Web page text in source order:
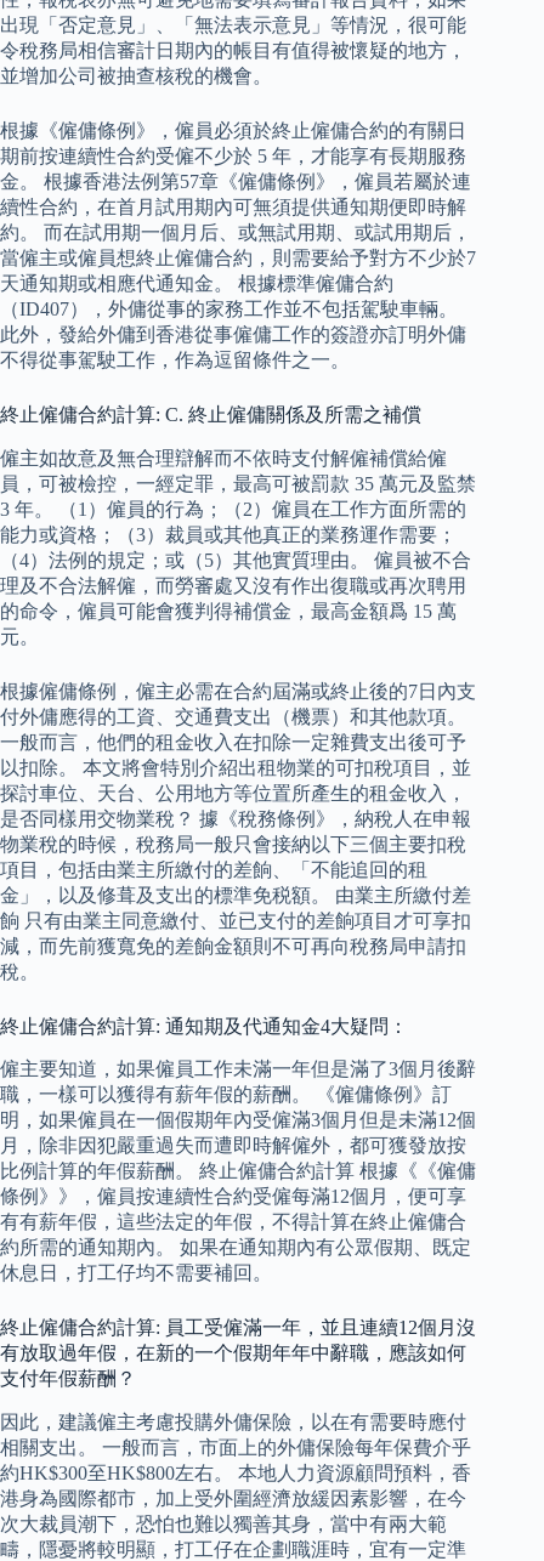
出現「否定意見」、「無法表示意見」等情況，很可能
令稅務局相信審計日期內的帳目有值得被懷疑的地方，
並增加公司被抽查核稅的機會。
根據《僱傭條例》，僱員必須於終止僱傭合約的有關日
期前按連續性合約受僱不少於 5 年，才能享有長期服務
金。 根據香港法例第57章《僱傭條例》，僱員若屬於連
續性合約，在首月試用期內可無須提供通知期便即時解
約。 而在試用期一個月后、或無試用期、或試用期后，
當僱主或僱員想終止僱傭合約，則需要給予對方不少於7
天通知期或相應代通知金。 根據標準僱傭合約
（ID407），外傭從事的家務工作並不包括駕駛車輛。
此外，發給外傭到香港從事僱傭工作的簽證亦訂明外傭
不得從事駕駛工作，作為逗留條件之一。
終止僱傭合約計算: C. 終止僱傭關係及所需之補償
僱主如故意及無合理辯解而不依時支付解僱補償給僱
員，可被檢控，一經定罪，最高可被罰款 35 萬元及監禁
3 年。 （1）僱員的行為；（2）僱員在工作方面所需的
能力或資格；（3）裁員或其他真正的業務運作需要；
（4）法例的規定；或（5）其他實質理由。 僱員被不合
理及不合法解僱，而勞審處又沒有作出復職或再次聘用
的命令，僱員可能會獲判得補償金，最高金額爲 15 萬
元。
根據僱傭條例，僱主必需在合約屆滿或終止後的7日內支
付外傭應得的工資、交通費支出（機票）和其他款項。
一般而言，他們的租金收入在扣除一定雜費支出後可予
以扣除。 本文將會特別介紹出租物業的可扣稅項目，並
探討車位、天台、公用地方等位置所產生的租金收入，
是否同樣用交物業稅？ 據《稅務條例》，納稅人在申報
物業稅的時候，稅務局一般只會接納以下三個主要扣稅
項目，包括由業主所繳付的差餉、「不能追回的租
金」，以及修葺及支出的標準免税額。 由業主所繳付差
餉 只有由業主同意繳付、並已支付的差餉項目才可享扣
減，而先前獲寬免的差餉金額則不可再向稅務局申請扣
稅。
終止僱傭合約計算: 通知期及代通知金4大疑問：
僱主要知道，如果僱員工作未滿一年但是滿了3個月後辭
職，一樣可以獲得有薪年假的薪酬。 《僱傭條例》訂
明，如果僱員在一個假期年內受僱滿3個月但是未滿12個
月，除非因犯嚴重過失而遭即時解僱外，都可獲發放按
比例計算的年假薪酬。 終止僱傭合約計算 根據《《僱傭
條例》》，僱員按連續性合約受僱每滿12個月，便可享
有有薪年假，這些法定的年假，不得計算在終止僱傭合
約所需的通知期內。 如果在通知期內有公眾假期、既定
休息日，打工仔均不需要補回。
終止僱傭合約計算: 員工受僱滿一年，並且連續12個月沒
有放取過年假，在新的一个假期年年中辭職，應該如何
支付年假薪酬？
因此，建議僱主考慮投購外傭保險，以在有需要時應付
相關支出。 一般而言，市面上的外傭保險每年保費介乎
約HK$300至HK$800左右。 本地人力資源顧問預料，香
港身為國際都市，加上受外圍經濟放緩因素影響，在今
次大裁員潮下，恐怕也難以獨善其身，當中有兩大範
疇，隱憂將較明顯，打工仔在企劃職涯時，宜有一定準